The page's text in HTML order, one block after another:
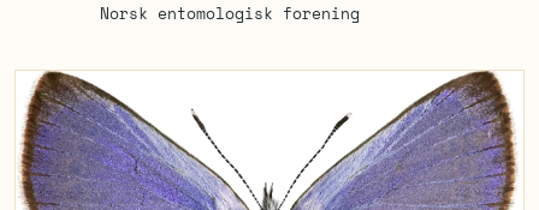
Norsk entomologisk forening